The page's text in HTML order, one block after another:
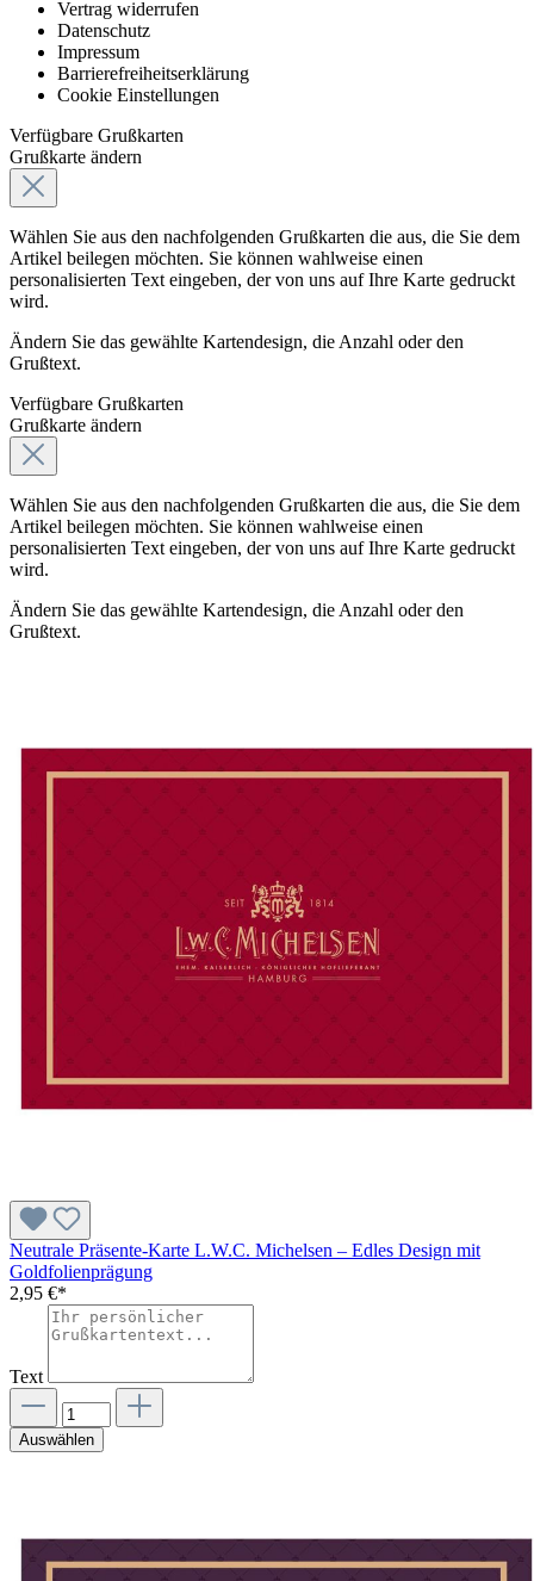
Vertrag widerrufen
Datenschutz
Impressum
Barrierefreiheitserklärung
Cookie Einstellungen
Verfügbare Grußkarten
Grußkarte ändern
Wählen Sie aus den nachfolgenden Grußkarten die aus, die Sie dem
Artikel beilegen möchten. Sie können wahlweise einen
personalisierten Text eingeben, der von uns auf Ihre Karte gedruckt
wird.
Ändern Sie das gewählte Kartendesign, die Anzahl oder den
Grußtext.
Verfügbare Grußkarten
Grußkarte ändern
Wählen Sie aus den nachfolgenden Grußkarten die aus, die Sie dem
Artikel beilegen möchten. Sie können wahlweise einen
personalisierten Text eingeben, der von uns auf Ihre Karte gedruckt
wird.
Ändern Sie das gewählte Kartendesign, die Anzahl oder den
Grußtext.
Neutrale Präsente-Karte L.W.C. Michelsen – Edles Design mit
Goldfolienprägung
2,95 €*
Text
Auswählen